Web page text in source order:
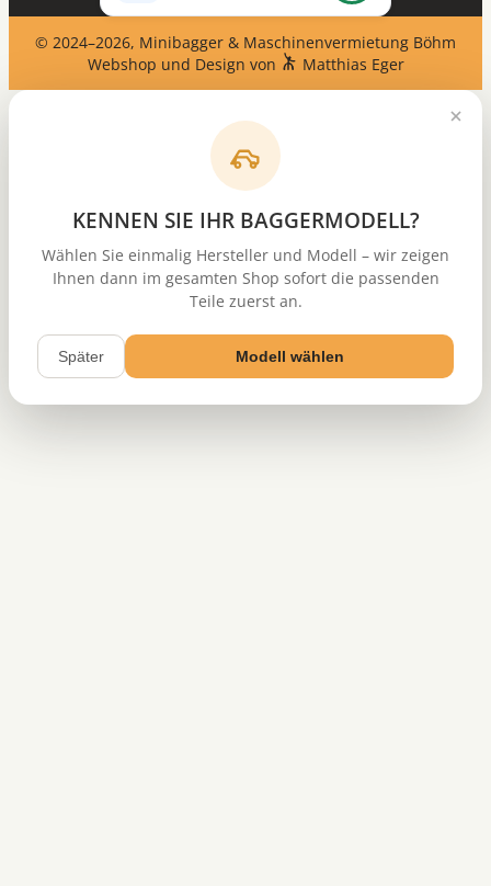
© 2024–2026, Minibagger & Maschinenvermietung Böhm
Webshop und Design von
Matthias Eger
KENNEN SIE IHR BAGGERMODELL?
Wählen Sie einmalig Hersteller und Modell – wir zeigen
Ihnen dann im gesamten Shop sofort die passenden
Teile zuerst an.
Später Modell wählen